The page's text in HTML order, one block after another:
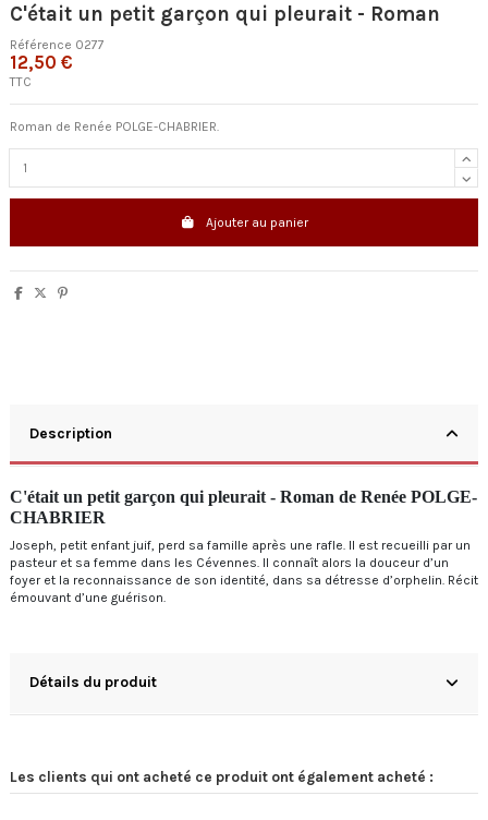
C'était un petit garçon qui pleurait - Roman
Référence 0277
12,50 €
TTC
Roman de Renée POLGE-CHABRIER.
Ajouter au panier
Description
C'était un petit garçon qui pleurait - Roman de Renée POLGE-
CHABRIER
Joseph, petit enfant juif, perd sa famille après une rafle. Il est recueilli par un
pasteur et sa femme dans les Cévennes. Il connaît alors la douceur d’un
foyer et la reconnaissance de son identité, dans sa détresse d’orphelin. Récit
émouvant d’une guérison.
Détails du produit
Les clients qui ont acheté ce produit ont également acheté :